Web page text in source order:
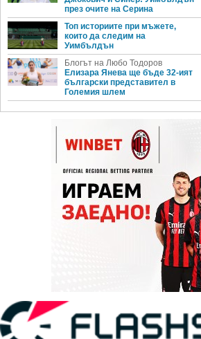
през очите на Серина
Топ историите при мъжете,
които да следим на
Уимбълдън
Блогът на Любо Тодоров
Елизара Янева ще бъде 32-ият
български представител в
Големия шлем